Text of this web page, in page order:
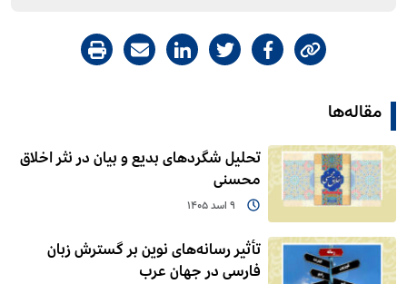
مقاله‌ها
تحلیل شگردهای بدیع و بیان در نثر اخلاق
محسنی
9 اسد 1405
تأثیر رسانه‌های نوین بر گسترش زبان
فارسی در جهان عرب